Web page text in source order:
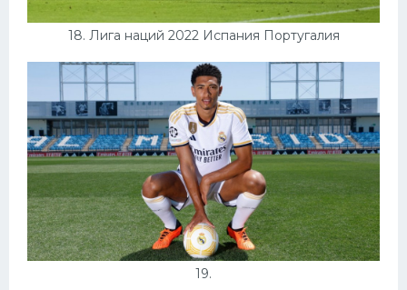
18. Лига наций 2022 Испания Португалия
19.